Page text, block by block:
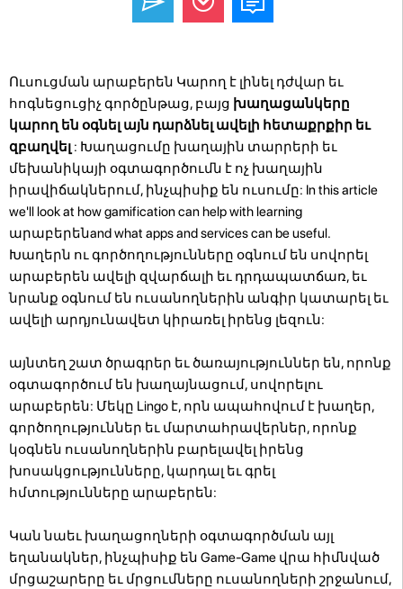
Ուսուցման արաբերեն Կարող է լինել դժվար եւ
հոգնեցուցիչ գործընթաց, բայց խաղացանկերը
կարող են օգնել այն դարձնել ավելի հետաքրքիր եւ
զբաղվել : Խաղացումը խաղային տարրերի եւ
մեխանիկայի օգտագործումն է ոչ խաղային
իրավիճակներում, ինչպիսիք են ուսումը: In this article
we'll look at how gamification can help with learning
արաբերենand what apps and services can be useful.
Խաղերն ու գործողությունները օգնում են սովորել
արաբերեն ավելի զվարճալի եւ դրդապատճառ, եւ
նրանք օգնում են ուսանողներին անգիր կատարել եւ
ավելի արդյունավետ կիրառել իրենց լեզուն:
այնտեղ շատ ծրագրեր եւ ծառայություններ են, որոնք
օգտագործում են խաղայնացում, սովորելու
արաբերեն: Մեկը Lingo է, որն ապահովում է խաղեր,
գործողություններ եւ մարտահրավերներ, որոնք
կօգնեն ուսանողներին բարելավել իրենց
խոսակցությունները, կարդալ եւ գրել
հմտությունները արաբերեն:
Կան նաեւ խաղացողների օգտագործման այլ
եղանակներ, ինչպիսիք են Game-Game վրա հիմնված
մրցաշարերը եւ մրցումները ուսանողների շրջանում,